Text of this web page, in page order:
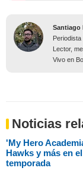
Santiago
Periodista
Lector,
Vivo en
Noticias
'My Hero
Hawks y más en
temporada